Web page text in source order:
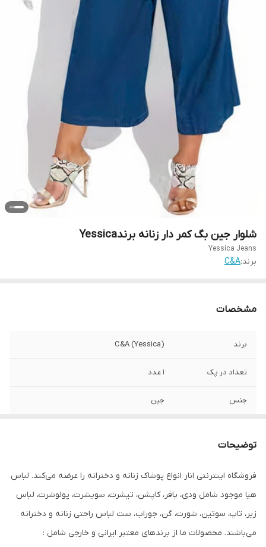
شلوار جین بگ کمر دار زنانه برندYessica
Yessica Jeans
برند:C&A
مشخصات
برند C&A (Yessica)
تعداد در پک 1 عدد
جنس جین
100
دور کمر 92
دور باسن 136
توضیحات
فروشگاه اینترنتی انار انواع پوشاک زنانه و دخترانه را عرضه می‌کند. لباس
هیا موجود شامل ودی، پافر، کاپشن، تیشرت، سویشرت، پولوشرت، لباس
زیر، تاپ، سوتین، شورت، گن، جوراب، ست لباس راحتی زنانه و دخترانه
می‌باشند. محصولات ما از برندهای معتبر ایرانی و خارجی شامل :